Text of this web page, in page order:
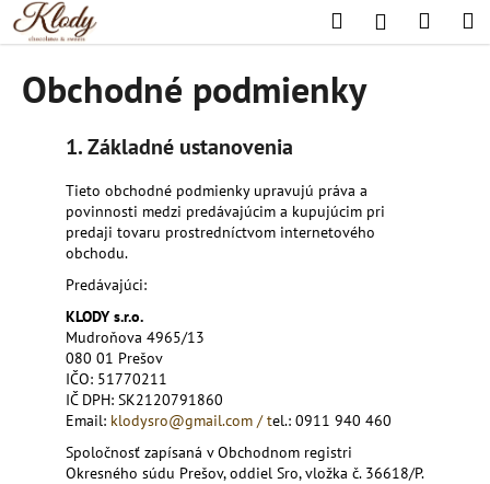
Prejsť
na
obsah
HľadaťPrihlásenie
Obchodné podmienky
1. Základné ustanovenia
Tieto obchodné podmienky upravujú práva a
povinnosti medzi predávajúcim a kupujúcim pri
predaji tovaru prostredníctvom internetového
obchodu.
Predávajúci:
KLODY s.r.o.
Mudroňova 4965/13
080 01 Prešov
IČO: 51770211
IČ DPH: SK2120791860
Email: klodysro@gmail.com / tel.: 0911 940 460
Spoločnosť zapísaná v Obchodnom registri
Okresného súdu Prešov, oddiel Sro, vložka č. 36618/P.
K
o